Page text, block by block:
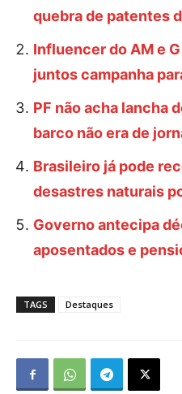
quebra de patentes
Influencer do AM e
juntos campanha
PF não acha lancha
barco não era de
Brasileiro já pode
desastres naturais
Governo antecipa
aposentados e
TAGS Destaques